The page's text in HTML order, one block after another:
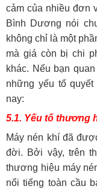
cảm của nhiều đơn
Bình Dương nói
không chỉ là một
mà giá còn bị chi
khác. Nếu bạn
những yếu tố
nay:
5.1. Yếu tố thương
Máy nén khí đã
đời. Bởi vậy, trên
thương hiệu máy
nổi tiếng toàn cầu